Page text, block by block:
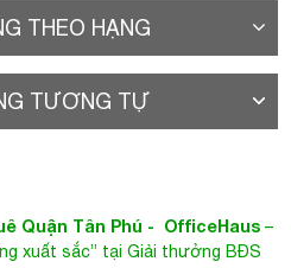
TƯƠNG TỰ
Quận Tân Phú
xuất sắc” tại Giải thưởng BĐS
7. Không chỉ đạt chứng nhận